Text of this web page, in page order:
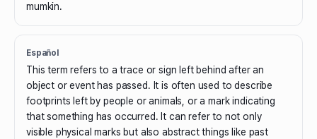
mumkin.
Español
This term refers to a trace or sign left behind after an
object or event has passed. It is often used to describe
footprints left by people or animals, or a mark indicating
that something has occurred. It can refer to not only
visible physical marks but also abstract things like past